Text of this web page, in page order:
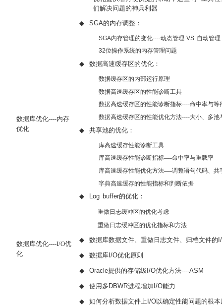
们解决问题的神兵利器
数据库优化----内存
优化
◆ SGA的内存调整：
SGA内存管理的变化----动态管理 VS 自动管理
32位操作系统的内存管理问题
◆ 数据高速缓存区的优化：
数据缓存区的内部运行原理
数据高速缓存区的性能诊断工具
数据高速缓存区的性能诊断指标----命中率与等
数据高速缓存区的性能优化方法----大小、多池
◆ 共享池的优化：
库高速缓存性能诊断工具
库高速缓存性能诊断指标----命中率与重载率
库高速缓存性能优化方法----调整语句代码、共
字典高速缓存的性能指标和判断依据
◆ Log buffer的优化：
重做日志缓冲区的优化考虑
重做日志缓冲区的优化指标和方法
数据库优化----I/O优
化
◆ 数据库数据文件、重做日志文件、归档文件的
◆ 数据库I/O优化原则
◆ Oracle提供的存储级I/O优化方法----ASM
◆ 使用多DBWR进程增加I/O能力
◆ 如何分析数据文件上I/O以确定性能问题的根本